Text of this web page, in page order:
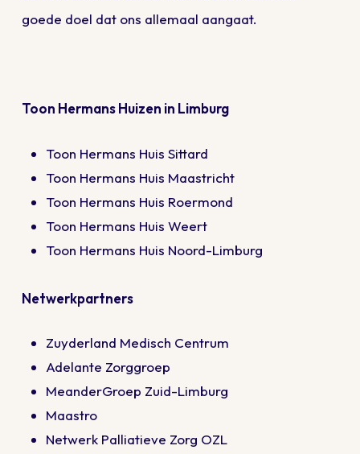
goede doel dat ons allemaal aangaat.
Toon Hermans Huizen in Limburg
Toon Hermans Huis Sittard
Toon Hermans Huis Maastricht
Toon Hermans Huis Roermond
Toon Hermans Huis Weert
Toon Hermans Huis Noord-Limburg
Netwerkpartners
Zuyderland Medisch Centrum
Adelante Zorggroep
MeanderGroep Zuid-Limburg
Maastro
Netwerk Palliatieve Zorg OZL